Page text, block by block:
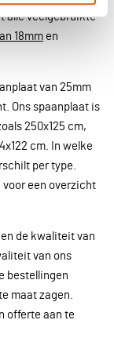
alle veelgebruikte
18mm en
van 25mm
Ons spaanplaat is
250x125 cm,
cm. In welke
per type.
een overzicht
de kwaliteit van
van ons
bestellingen
maat zagen.
offerte aan te